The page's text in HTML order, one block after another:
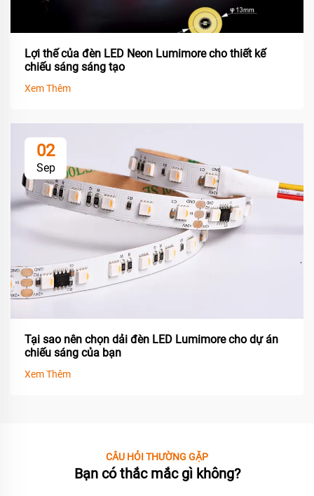
Lợi thế của đèn LED Neon Lumimore cho thiết kế
chiếu sáng sáng tạo
Xem Thêm
02
Sep
Tại sao nên chọn dải đèn LED Lumimore cho dự án
chiếu sáng của bạn
Xem Thêm
CÂU HỎI THƯỜNG GẶP
Bạn có thắc mắc gì không?